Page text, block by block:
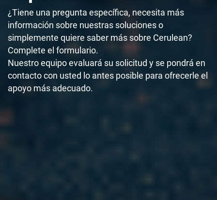
¿Tiene una pregunta específica, necesita más
información sobre nuestras soluciones o
simplemente quiere saber más sobre Cerulean?
Complete el formulario.
Nuestro equipo evaluará su solicitud y se pondrá en
contacto con usted lo antes posible para ofrecerle el
apoyo más adecuado.